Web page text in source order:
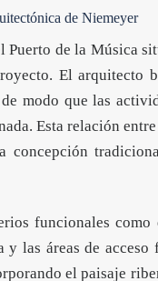
de Niemeyer
Puerto de la Música
El arquitecto
modo que las
Esta relación
concepción
funcionales como
las áreas de
el paisaje